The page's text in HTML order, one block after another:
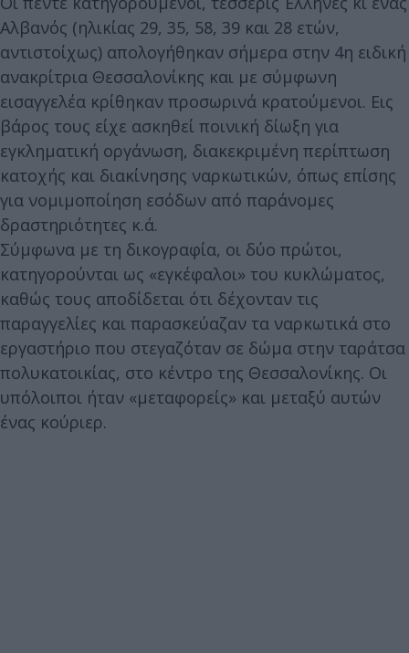
Αλβανός (ηλικίας 29, 35, 58, 39 και 28 ετών,
αντιστοίχως) απολογήθηκαν σήμερα στην 4η ειδική
ανακρίτρια Θεσσαλονίκης και με σύμφωνη
εισαγγελέα κρίθηκαν προσωρινά κρατούμενοι. Εις
βάρος τους είχε ασκηθεί ποινική δίωξη για
εγκληματική οργάνωση, διακεκριμένη περίπτωση
κατοχής και διακίνησης ναρκωτικών, όπως επίσης
για νομιμοποίηση εσόδων από παράνομες
δραστηριότητες κ.ά.
Σύμφωνα με τη δικογραφία, οι δύο πρώτοι,
κατηγορούνται ως «εγκέφαλοι» του κυκλώματος,
καθώς τους αποδίδεται ότι δέχονταν τις
παραγγελίες και παρασκεύαζαν τα ναρκωτικά στο
εργαστήριο που στεγαζόταν σε δώμα στην ταράτσα
πολυκατοικίας, στο κέντρο της Θεσσαλονίκης. Οι
υπόλοιποι ήταν «μεταφορείς» και μεταξύ αυτών
ένας κούριερ.